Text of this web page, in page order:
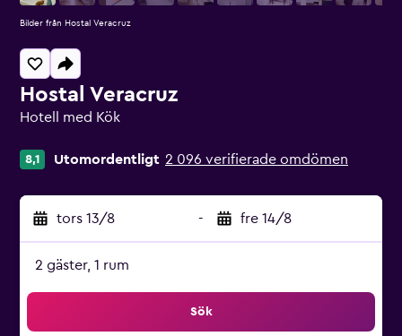
Hostal Veracruz
Hotell med Kök
8,1 Utomordentligt 2 096 verifierade omdömen
tors 13/8 - fre 14/8
2 gäster, 1 rum
Sök
Bilder från Hostal Veracruz